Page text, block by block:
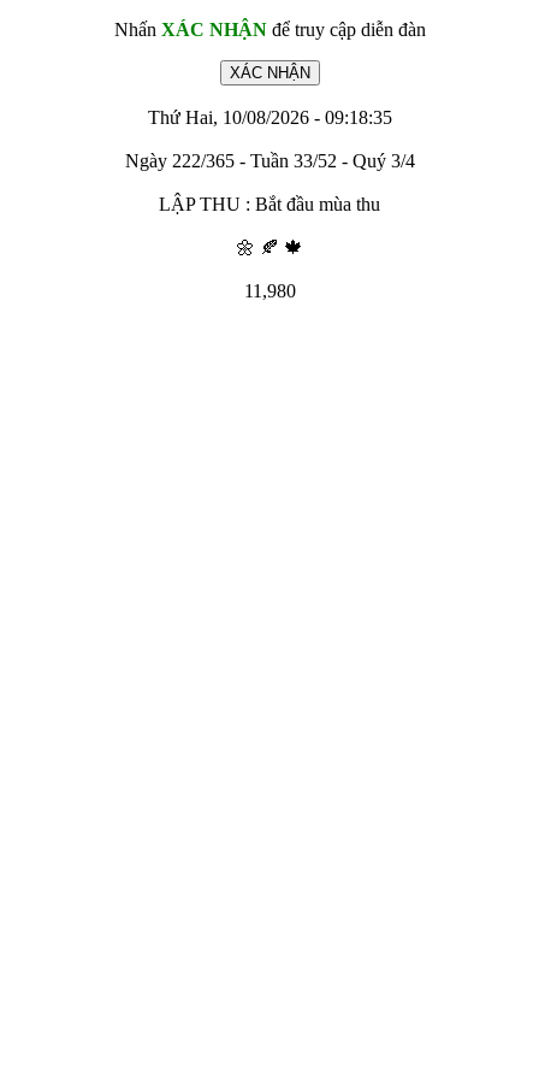
Nhấn XÁC NHẬNđể truy cập diễn đàn
Thứ Hai, 10/08/2026 - 09:18:35
Ngày 222/365 - Tuần 33/52 - Quý 3/4
LẬP THU : Bắt đầu mùa thu
🌼 🍂 🍁
11,980